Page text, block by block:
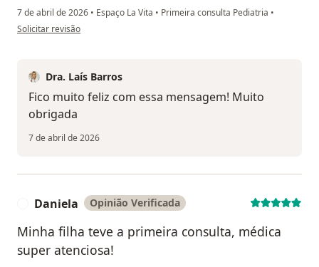
7 de abril de 2026 • Espaço La Vita • Primeira consulta Pediatria •
na opinião do utilizador Thaís
Solicitar revisão
Dra. Laís Barros
Fico muito feliz com essa mensagem! Muito
obrigada
7 de abril de 2026
Daniela Opinião Verificada
Minha filha teve a primeira consulta, médica
super atenciosa!